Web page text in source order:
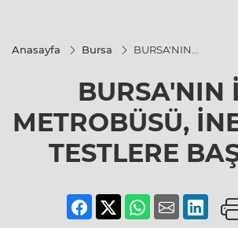
Anasayfa Bursa
BURSA'NIN
İNEGÖL'DE
TESTLERE
BAŞLADI
BURSA'NIN
METROBÜSÜ,
TESTLERE